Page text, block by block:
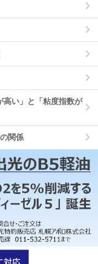
高い」と「粘度指数が
関係